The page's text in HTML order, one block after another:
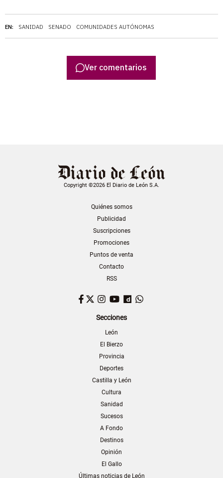
EN: SANIDAD SENADO COMUNIDADES AUTÓNOMAS
Ver comentarios
Copyright ©2026 El Diario de León S.A.
Quiénes somos
Publicidad
Suscripciones
Promociones
Puntos de venta
Contacto
RSS
Facebook
TwitterInstagram
YouTubeDailymotion
Secciones
León
El Bierzo
Provincia
Deportes
Castilla y León
Cultura
Sanidad
Sucesos
A Fondo
Destinos
Opinión
El Gallo
Últimas noticias de León